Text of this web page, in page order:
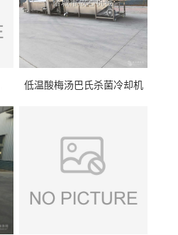
低温酸梅汤巴氏杀菌冷却机